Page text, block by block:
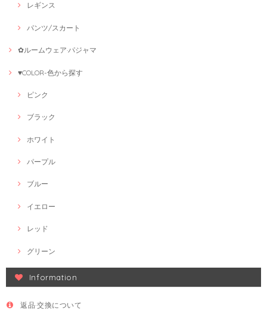
レギンス
パンツ/スカート
✿ルームウェア·パジャマ
♥COLOR-色から探す
ピンク
ブラック
ホワイト
パープル
ブルー
イエロー
レッド
グリーン
Information
返品·交換について